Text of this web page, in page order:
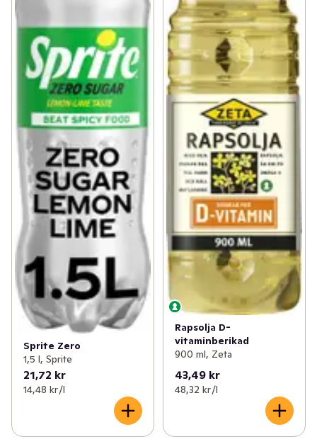
Sprite Zero
1,5 l, Sprite
21,72 kr
14,48 kr /l
Rapsolja D-
vitaminberikad
900 ml, Zeta
43,49 kr
48,32 kr /l